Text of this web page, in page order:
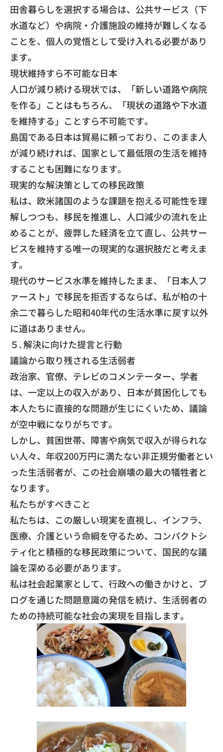
​田舎暮らしを選択する場合は、公共サービス（下
水道など）や病院・介護施設の維持が難しくなる
ことを、個人の覚悟として受け入れる必要があり
ます。
​現状維持すら不可能な日本
​人口が減り続ける現状では、「新しい道路や病院
を作る」ことはもちろん、「現状の道路や下水道
を維持する」ことすら不可能です。
​島国である日本は貿易に頼っており、このまま人
が減り続ければ、国家として最低限の生活を維持
することも困難になります。
​現実的な解決策としての移民政策
​私は、欧米諸国のような課題を抱える可能性を理
解しつつも、移民を推進し、人口減少の流れを止
めることが、疲弊した経済を立て直し、公共サー
ビスを維持する唯一の現実的な選択肢だと考えま
す。
​現代のサービス水準を維持したまま、「日本人フ
ァースト」で移民を拒否するならば、私が柏の十
余二で暮らした昭和40年代の生活水準に戻す以外
に道はありません。
​５. 解決に向けた提言と行動
​議論から取り残される生活弱者
​政治家、官僚、テレビのコメンテーター、学者
は、一定以上の収入があり、日本が貧困化しても
本人たちに直接的な問題が生じにくいため、議論
が空中戦になりがちです。
​しかし、貧困世帯、障害や病気で収入が得られな
い人々、年収200万円に満たない非正規労働者とい
った生活弱者が、この社会崩壊の最大の犠牲者と
なります。
​私たちがすべきこと
​私たちは、この厳しい現実を直視し、インフラ、
医療、介護という命綱を守るため、コンパクトシ
ティ化と積極的な移民政策について、国民的な議
論を深める必要があります。
​私は社会起業家として、行政への働きかけと、ブ
ログを通じた問題意識の発信を続け、生活弱者の
ための持続可能な社会の実現を目指します。